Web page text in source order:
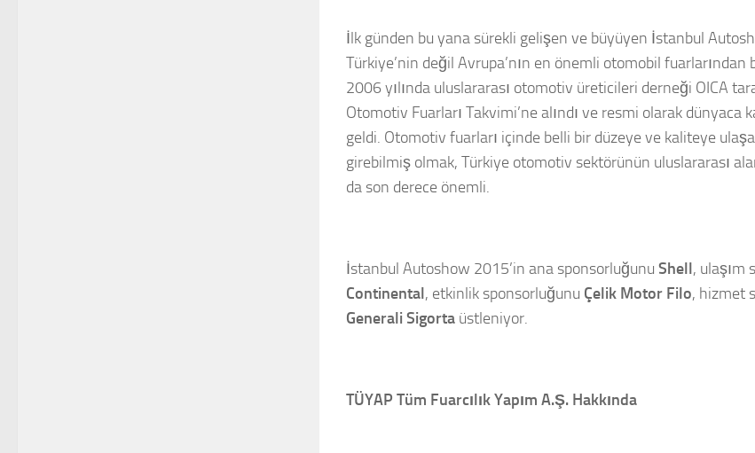
İlk günden bu yana sürekli gelişen ve büyüyen İstanbul
Türkiye’nin değil Avrupa’nın en önemli otomobil
2006 yılında uluslararası otomotiv üreticileri derneği OICA
Otomotiv Fuarları Takvimi’ne alındı ve resmi olarak dünyaca
geldi. Otomotiv fuarları içinde belli bir düzeye ve kaliteye
girebilmiş olmak, Türkiye otomotiv sektörünün uluslararası
da son derece önemli.
İstanbul Autoshow 2015’in ana sponsorluğunu Shell, ulaşım
Continental, etkinlik sponsorluğunu Çelik Motor Filo, hizmet
Generali Sigorta üstleniyor.
TÜYAP Tüm Fuarcılık Yapım A.Ş. Hakkında